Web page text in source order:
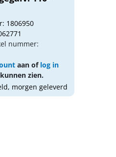
1806950
nummer:
aan of log in
zien.
morgen geleverd